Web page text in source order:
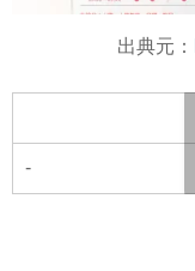
出典元：
-